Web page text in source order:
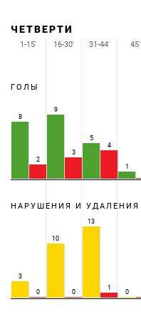
ЧЕТВЕРТИ
ГОЛЫ
8
2
9
3
5
4
1
НАРУШЕНИЯ И УДАЛЕНИЯ
3
0
10
0
13
1
0
1-15' 16-30' 31-44' 45'